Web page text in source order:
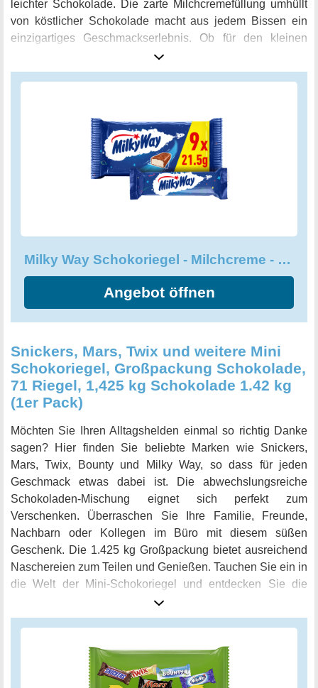
leichter Schokolade. Die zarte Milchcremefüllung umhüllt
von köstlicher Schokolade macht aus jedem Bissen ein
einzigartiges Geschmackserlebnis. Ob für den kleinen
Hunger zwischendurch oder zum teilen mit Freunden und
Familie - mit der praktischen Packung bleibt auch immer
wahrer Klassiker. Der Genuss ist leicht und unbeschwert
und eignet sich für jede Gelegenheit - ob als Belohnung
nach einem anstrengenden Tag oder einfach nur als süße
Pause. Genießen Sie Milky Way Schokoriegel mit
Milchcremefüllung und erleben Sie ein unvergessliches
Milky Way Schokoriegel - Milchcreme - 1 Packung á 9 Riegel
Angebot öffnen
Snickers, Mars, Twix und weitere Mini
Schokoriegel, Großpackung Schokolade,
71 Riegel, 1,425 kg Schokolade 1.42 kg
(1er Pack)
Möchten Sie Ihren Alltagshelden einmal so richtig Danke
sagen? Hier finden Sie beliebte Marken wie Snickers,
Mars, Twix, Bounty und Milky Way, so dass für jeden
Geschmack etwas dabei ist. Die abwechslungsreiche
Schokoladen-Mischung eignet sich perfekt zum
Verschenken. Überraschen Sie Ihre Familie, Freunde,
Nachbarn oder Kollegen im Büro mit diesem süßen
Geschenk. Die 1.425 kg Großpackung bietet ausreichend
Naschereien zum Teilen und Genießen. Tauchen Sie ein in
die Welt der Mini-Schokoriegel und entdecken Sie die
kleinen Originale für mehr Spaß.